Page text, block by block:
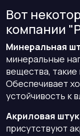
Вот
компании
Минеральная
минеральные
вещества, такие
Обеспечивает
устойчивость к
Акриловая
присутствуют